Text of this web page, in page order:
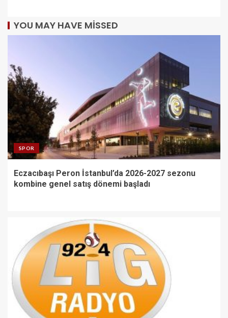
YOU MAY HAVE MISSED
SPOR
Eczacıbaşı Peron İstanbul’da 2026-2027 sezonu
kombine genel satış dönemi başladı